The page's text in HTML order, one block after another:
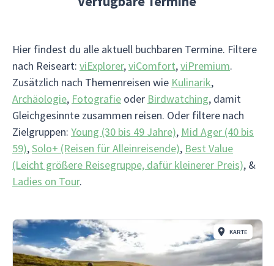
Hier findest du alle aktuell buchbaren Termine. Filtere
nach Reiseart: viExplorer,viComfort,viPremium.
Zusätzlich nach Themenreisen wie Kulinarik,
Archäologie, Fotografie oder Birdwatching, damit
Gleichgesinnte zusammen reisen. Oder filtere nach
Zielgruppen: Young (30 bis 49 Jahre), Mid Ager (40 bis
59),Solo+ (Reisen für Alleinreisende), Best Value
(Leicht größere Reisegruppe, dafür kleinerer Preis), &
Ladies on Tour.
KARTE